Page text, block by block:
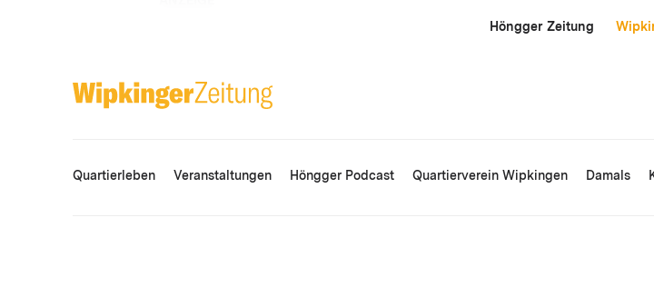
Höngger Zeitung
Quartierleben Veranstaltungen Höngger Podcast Quartierverein Wipkingen Damals